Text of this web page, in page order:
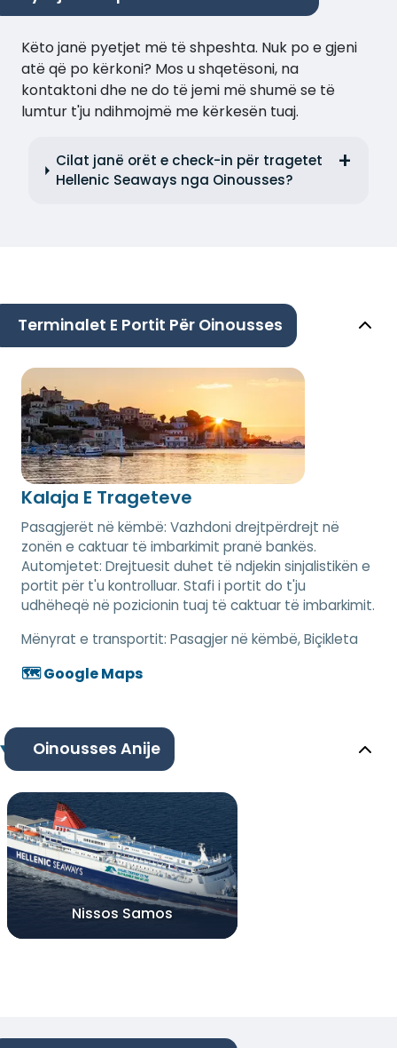
Këto janë pyetjet më të shpeshta. Nuk po e gjeni
atë që po kërkoni? Mos u shqetësoni, na
kontaktoni dhe ne do të jemi më shumë se të
lumtur t'ju ndihmojmë me kërkesën tuaj.
Cilat janë orët e check-in për tragetet
Hellenic Seaways nga Oinousses?
Terminalet E Portit Për Oinousses
Kalaja E Trageteve
Pasagjerët në këmbë: Vazhdoni drejtpërdrejt në
zonën e caktuar të imbarkimit pranë bankës.
Automjetet: Drejtuesit duhet të ndjekin sinjalistikën e
portit për t'u kontrolluar. Stafi i portit do t'ju
udhëheqë në pozicionin tuaj të caktuar të imbarkimit.
Mënyrat e transportit: Pasagjer në këmbë, Biçikleta
🗺️ Google Maps
Oinousses Anije
Nissos Samos